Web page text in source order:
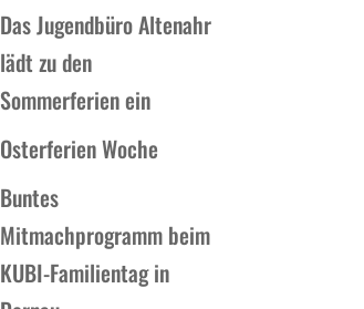
Das Jugendbüro Altenahr
lädt zu den
Sommerferien ein
Osterferien Woche
Buntes
Mitmachprogramm beim
KUBI-Familientag in